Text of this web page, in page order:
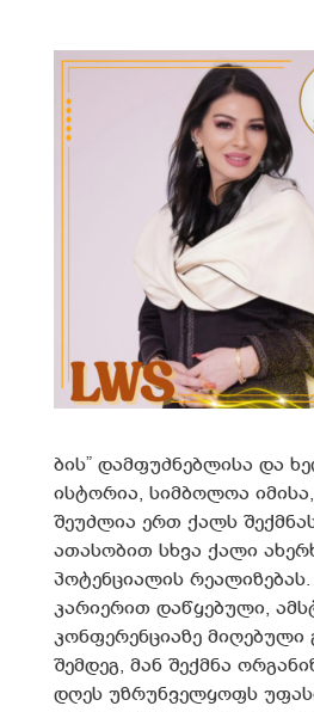
ბის” დამფუძნებლისა და
ისტორია, სიმბოლოა
შეუძლია ერთ ქალს
ათასობით სხვა ქალი
პოტენციალის
კარიერით დაწყებული,
კონფერენციაზე მიღებული
შემდეგ, მან შექმნა
დღეს უზრუნველყოფს